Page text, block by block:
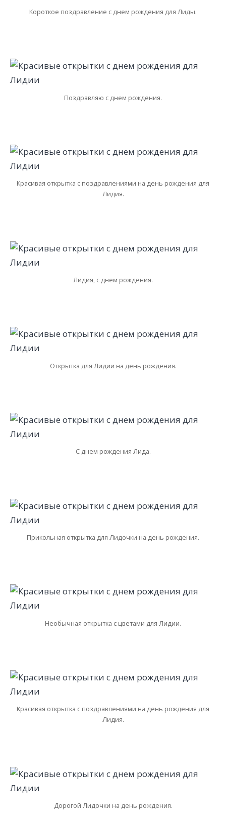
Короткое поздравление с днем рождения для Лиды.
Поздравляю с днем рождения.
Красивая открытка с поздравлениями на день рождения для
Лидия.
Лидия, с днем рождения.
Открытка для Лидии на день рождения.
С днем рождения Лида.
Прикольная открытка для Лидочки на день рождения.
Необычная открытка с цветами для Лидии.
Красивая открытка с поздравлениями на день рождения для
Лидия.
Дорогой Лидочки на день рождения.